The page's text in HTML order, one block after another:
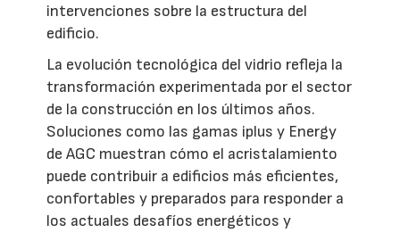
intervenciones sobre la estructura del
edificio.
La evolución tecnológica del vidrio refleja la
transformación experimentada por el sector
de la construcción en los últimos años.
Soluciones como las gamas iplus y Energy
de AGC muestran cómo el acristalamiento
puede contribuir a edificios más eficientes,
confortables y preparados para responder a
los actuales desafíos energéticos y